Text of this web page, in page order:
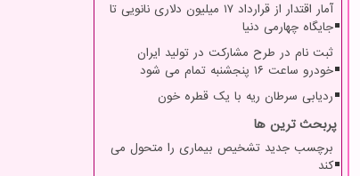
آمار اقتدار از قرارداد ۱۷ میلیون دلاری نانویی تا
جایگاه چهارمی دنیا
ثبت نام در طرح مشارکت در تولید ایران
خودرو ساعت ۱۶ پنجشنبه تمام می شود
ردیابی سرطان ریه با یک قطره خون
پربحث ترین ها
برچسب جدید تشخیص بیماری را متحول می
کند